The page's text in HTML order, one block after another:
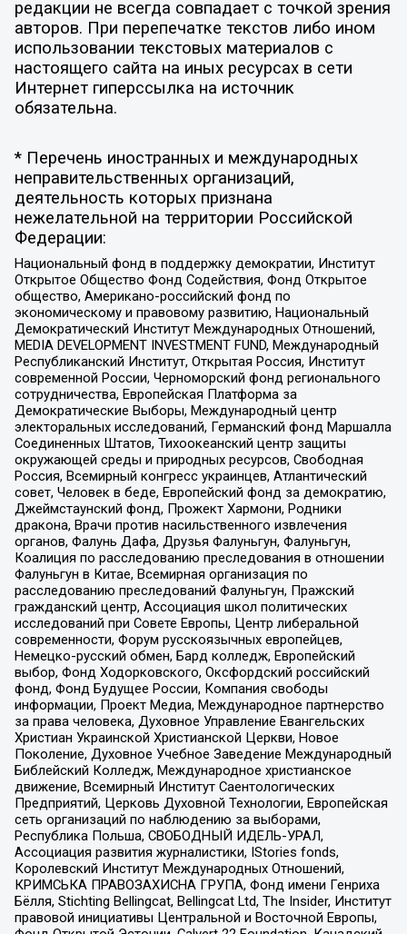
редакции не всегда совпадает с точкой зрения
авторов. При перепечатке текстов либо ином
использовании текстовых материалов с
настоящего сайта на иных ресурсах в сети
Интернет гиперссылка на источник
обязательна.
* Перечень иностранных и международных
неправительственных организаций,
деятельность которых признана
нежелательной на территории Российской
Федерации:
Национальный фонд в поддержку демократии, Институт
Открытое Общество Фонд Содействия, Фонд Открытое
общество, Американо-российский фонд по
экономическому и правовому развитию, Национальный
Демократический Институт Международных Отношений,
MEDIA DEVELOPMENT INVESTMENT FUND, Международный
Республиканский Институт, Открытая Россия, Институт
современной России, Черноморский фонд регионального
сотрудничества, Европейская Платформа за
Демократические Выборы, Международный центр
электоральных исследований, Германский фонд Маршалла
Соединенных Штатов, Тихоокеанский центр защиты
окружающей среды и природных ресурсов, Свободная
Россия, Всемирный конгресс украинцев, Атлантический
совет, Человек в беде, Европейский фонд за демократию,
Джеймстаунский фонд, Прожект Хармони, Родники
дракона, Врачи против насильственного извлечения
органов, Фалунь Дафа, Друзья Фалуньгун, Фалуньгун,
Коалиция по расследованию преследования в отношении
Фалуньгун в Китае, Всемирная организация по
расследованию преследований Фалуньгун, Пражский
гражданский центр, Ассоциация школ политических
исследований при Совете Европы, Центр либеральной
современности, Форум русскоязычных европейцев,
Немецко-русский обмен, Бард колледж, Европейский
выбор, Фонд Ходорковского, Оксфордский российский
фонд, Фонд Будущее России, Компания свободы
информации, Проект Медиа, Международное партнерство
за права человека, Духовное Управление Евангельских
Христиан Украинской Христианской Церкви, Новое
Поколение, Духовное Учебное Заведение Международный
Библейский Колледж, Международное христианское
движение, Всемирный Институт Саентологических
Предприятий, Церковь Духовной Технологии, Европейская
сеть организаций по наблюдению за выборами,
Республика Польша, СВОБОДНЫЙ ИДЕЛЬ-УРАЛ,
Ассоциация развития журналистики, IStories fonds,
Королевский Институт Международных Отношений,
КРИМСЬКА ПРАВОЗАХИСНА ГРУПА, Фонд имени Генриха
Бёлля, Stichting Bellingcat, Bellingcat Ltd, The Insider, Институт
правовой инициативы Центральной и Восточной Европы,